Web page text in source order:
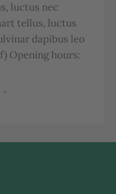
luctus nec
tellus, luctus
dapibus leo
Opening hours: